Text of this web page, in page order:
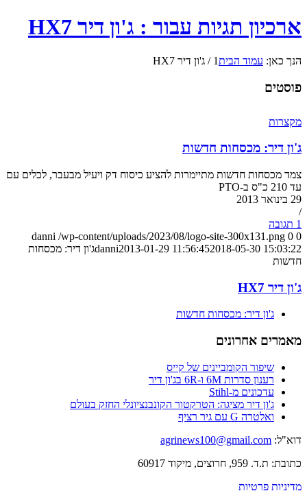
ארכיון תגיות עבור : ג'ון דיר HX7
הנך כאן: עמוד הבית1
/ ג'ון דיר HX7
פוסטים
מקצרות
ג'ון דיר: מכסחות חדשות
צמד מכסחות חדשות מתיימרות להציע כיסוח דק ויעיל מבעבר, לכלים עם
עד 210 כ"ס ב-PTO
29 בינואר 2013
/
1 תגובה
0
0
danni /wp-content/uploads/2023/08/logo-site-300x131.png
danni2013-01-29 11:56:452018-05-30 15:03:22
ג'ון דיר: מכסחות
חדשות
ג'ון דיר HX7
ג'ון דיר: מכסחות חדשות
מאמרים אחרונים
שיפור הקומביינים של קייס
רענון סדרות 6M ו-6R בג'ון דיר
עדכונים מ-Stihl
ג'ון דיר מציגה: הטרקטור הקונבנציונלי החזק בעולם
ואלטרה G עם גיר רציף
דוא"ל: agrinews100@gmail.com
כתובת: ת.ד. 959, חרוצים, מיקוד 60917
מדיניות פרטיות